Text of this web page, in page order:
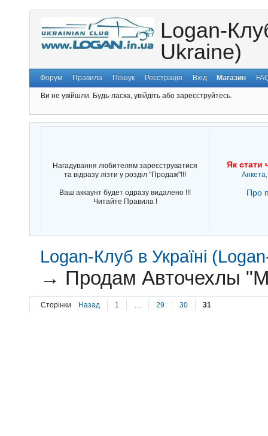
Logan-
Ukraine)
Форум Правила Пошук Реєстрація Вхід Магазин
Ви не увійшли. Будь-ласка, увійдіть або зареєструйтесь.
Нагадування любителям зареєструватися
та відразу лізти у розділ "Продаж"!!!
Ваш аккаунт будет одразу видалено !!!
Читайте Правила !
Як стати
Про
Logan-Клуб в Україні
→ Продам Авточехлы
Сторінки Назад 1 29 30 31